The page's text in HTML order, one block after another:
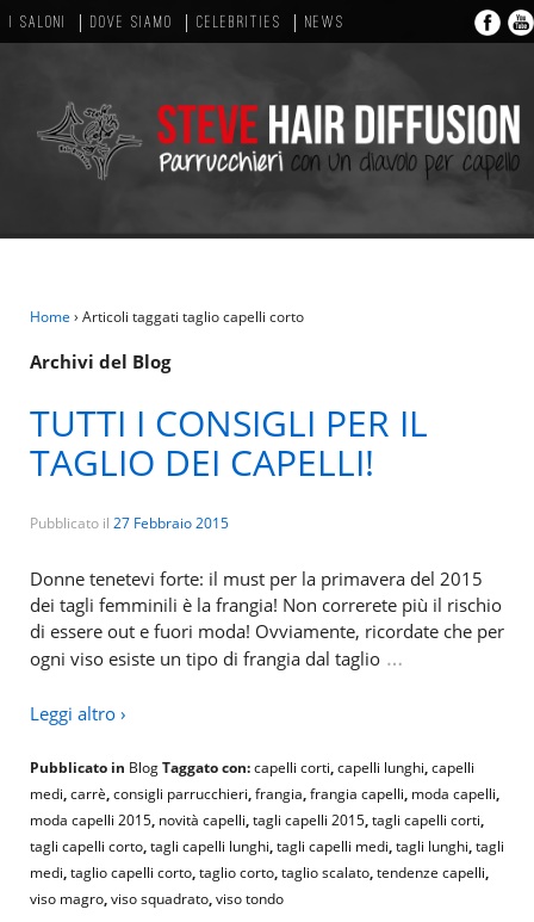
I SALONI DOVE SIAMO CELEBRITIES NEWS
Home › Articoli taggati taglio capelli corto
Archivi del Blog
TUTTI I CONSIGLI PER IL
TAGLIO DEI CAPELLI!
Pubblicato il 27 Febbraio 2015
Donne tenetevi forte: il must per la primavera del 2015
dei tagli femminili è la frangia! Non correrete più il rischio
di essere out e fuori moda! Ovviamente, ricordate che per
ogni viso esiste un tipo di frangia dal taglio …
Leggi altro ›
Pubblicato in BlogTaggato con:capelli corti,capelli lunghi,capelli
medi,carrè,consigli parrucchieri,frangia,frangia capelli, moda capelli,
moda capelli 2015, novità capelli,tagli capelli 2015,tagli capelli corti,
tagli capelli corto,tagli capelli lunghi,tagli capelli medi,tagli lunghi,tagli
medi,taglio capelli corto,taglio corto,taglio scalato,tendenze capelli,
viso magro,viso squadrato,viso tondo